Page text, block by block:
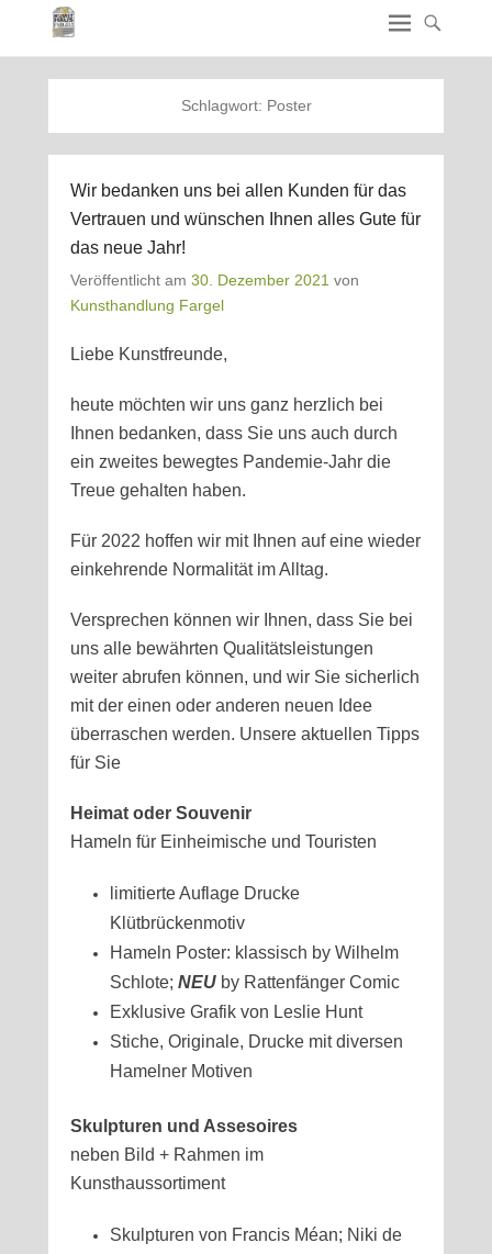
Schlagwort: Poster
Wir bedanken uns bei allen Kunden für das
Vertrauen und wünschen Ihnen alles Gute für
das neue Jahr!
Veröffentlicht am 30. Dezember 2021 von
Kunsthandlung Fargel
Liebe Kunstfreunde,
heute möchten wir uns ganz herzlich bei
Ihnen bedanken, dass Sie uns auch durch
ein zweites bewegtes Pandemie-Jahr die
Treue gehalten haben.
Für 2022 hoffen wir mit Ihnen auf eine wieder
einkehrende Normalität im Alltag.
Versprechen können wir Ihnen, dass Sie bei
uns alle bewährten Qualitätsleistungen
weiter abrufen können, und wir Sie sicherlich
mit der einen oder anderen neuen Idee
überraschen werden. Unsere aktuellen Tipps
für Sie
Heimat oder Souvenir
Hameln für Einheimische und Touristen
limitierte Auflage Drucke
Klütbrückenmotiv
Hameln Poster: klassisch by Wilhelm
Schlote; NEU by Rattenfänger Comic
Exklusive Grafik von Leslie Hunt
Stiche, Originale, Drucke mit diversen
Hamelner Motiven
Skulpturen und Assesoires
neben Bild + Rahmen im
Kunsthaussortiment
Skulpturen von Francis Méan; Niki de